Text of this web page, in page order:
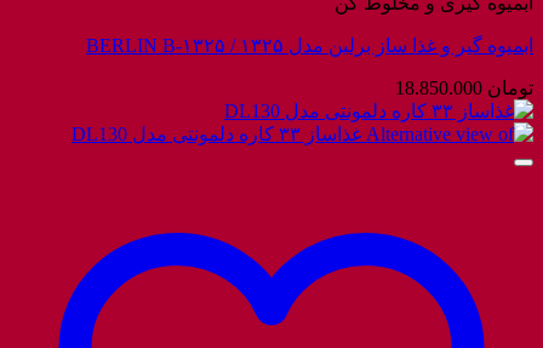
ابمیوه گیر و غذا ساز برلین مدل ۱۳۲۵ / BERLIN B-۱۳۲۵
تومان